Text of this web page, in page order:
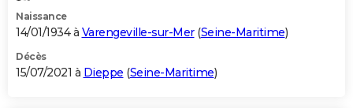
Naissance
14/01/1934 à Varengeville-sur-Mer(Seine-Maritime)
Décès
15/07/2021 à Dieppe (Seine-Maritime)